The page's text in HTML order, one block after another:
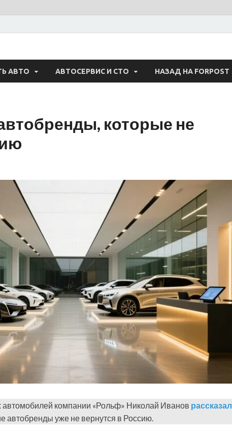
— Авто
АВТО АВТОСЕРВИС И СТО НАЗАД НА FORPOST
которые не
компании «Рольф» Николай Иванов рассказал
автобренды уже не вернутся в Россию.